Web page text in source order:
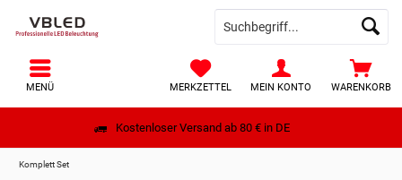
Kostenloser Versand ab 80 € in DE
WARENKORB
MERKZETTEL MEIN KONTO
MENÜ
Komplett Set